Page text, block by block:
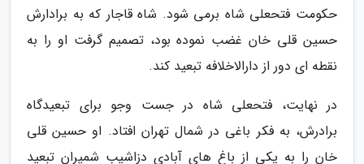
حکومت فتحعلی شاه برمی شود. شاه قاجار که به برادارش
حسین قلی خان غضب نموده بود، تصمیم گرفت او را به
نقطه ای دور از دارالاخلافه تبعید کند.
در نهایت، فتحعلی شاه در جست وجو برای تبعیدگاه
برادرش، به فکر باغی در شمال تهران افتاد. او حسین قلی
خان را به یکی از باغ های آبادی دزاشیب شمیران تبعید